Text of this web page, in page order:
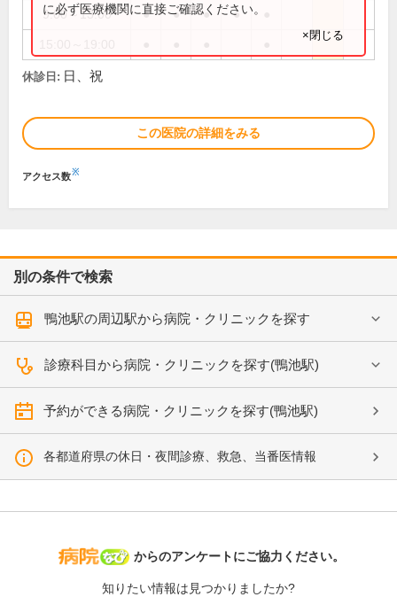
9:00～13:00 ● ● ● ●
に必ず医療機関に直接ご確認ください。
×閉じる
休診日: 日、祝
この医院の詳細をみる
アクセス数※
別の条件で検索
鴨池駅の周辺駅から病院・クリニックを探す
診療科目から病院・クリニックを探す(鴨池駅)
予約ができる病院・クリニックを探す(鴨池駅)
各都道府県の休日・夜間診療、救急、当番医情報
病院なび
からのアンケートにご協力ください。
知りたい情報は見つかりましたか?